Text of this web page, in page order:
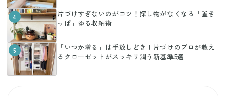
4
片づけすぎないのがコツ！探し物がなくなる「置き
っぱ」ゆる収納術
5
「いつか着る」は手放しどき！片づけのプロが教え
るクローゼットがスッキリ潤う新基準5選